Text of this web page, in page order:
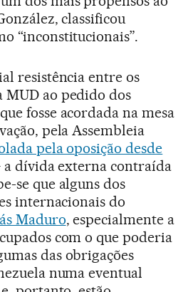
classificou
“inconstitucionais”.
resistência entre os
MUD ao pedido dos
fosse acordada na mesa
pela Assembleia
pela oposição desde
dívida externa contraída
se que alguns dos
internacionais do
Maduro, especialmente a
com o que poderia
das obrigações
numa eventual